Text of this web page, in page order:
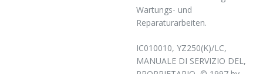
Wartungs- und
Reparaturarbeiten.
IC010010, YZ250(K)/LC,
MANUALE DI SERVIZIO DEL,